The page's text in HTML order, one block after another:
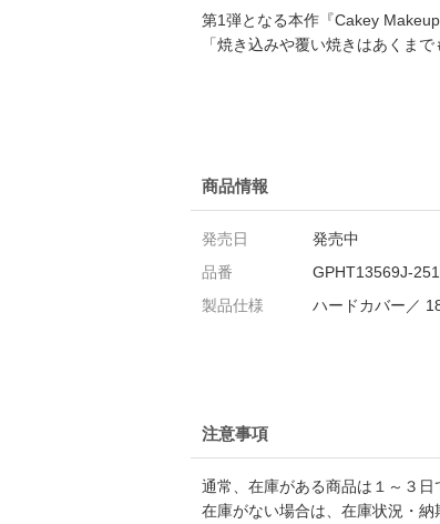
第1弾となる本作『Cakey
「焼き込みや覆い焼きはあくま
商品情報
発売日
発売中
品番
GPHT13569J-
製品仕様
ハードカバー／
注意事項
通常、在庫がある商品は１～３日
在庫がない場合は、在庫状況・納